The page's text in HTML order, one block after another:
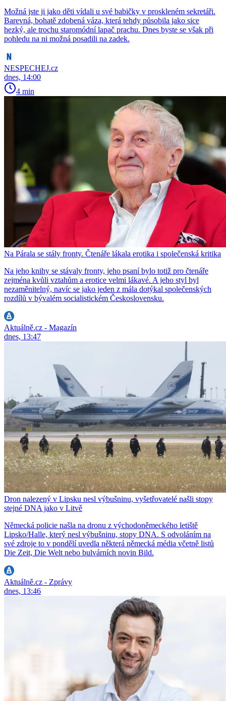
Možná jste ji jako děti vídali u své babičky v proskleném sekretáři.
Barevná, bohatě zdobená váza, která tehdy působila jako sice
hezký, ale trochu staromódní lapač prachu. Dnes byste se však při
pohledu na ni možná posadili na zadek.
NESPECHEJ.cz
dnes, 14:00
4 min
Na Párala se stály fronty. Čtenáře lákala erotika i společenská kritika
Na jeho knihy se stávaly fronty, jeho psaní bylo totiž pro čtenáře
zejména kvůli vztahům a erotice velmi lákavé. A jeho styl byl
nezaměnitelný, navíc se jako jeden z mála dotýkal společenských
rozdílů v bývalém socialistickém Československu.
Aktuálně.cz - Magazín
dnes, 13:47
Dron nalezený v Lipsku nesl výbušninu, vyšetřovatelé našli stopy
stejné DNA jako v Litvě
Německá policie našla na dronu z východoněmeckého letiště
Lipsko/Halle, který nesl výbušninu, stopy DNA. S odvoláním na
své zdroje to v pondělí uvedla některá německá média včetně listů
Die Zeit, Die Welt nebo bulvárních novin Bild.
Aktuálně.cz - Zprávy
dnes, 13:46